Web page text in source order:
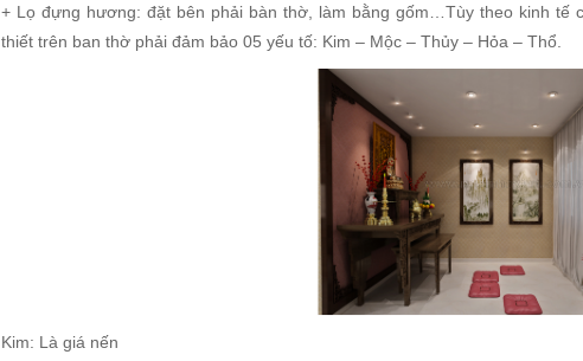
+ Lọ đựng hương: đặt bên phải bàn thờ, làm bằng gốm…Tùy theo kinh tế
thiết trên ban thờ phải đảm bảo 05 yếu tố: Kim – Mộc – Thủy – Hỏa – Thổ.
Kim: Là giá nến